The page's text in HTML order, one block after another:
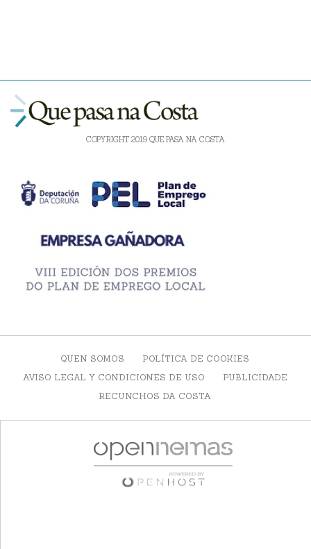
COPYRIGHT 2019 QUE PASA NA COSTA
QUEN SOMOS
POLÍTICA DE COOKIES
AVISO LEGAL Y CONDICIONES DE USO
PUBLICIDADE
RECUNCHOS DA COSTA